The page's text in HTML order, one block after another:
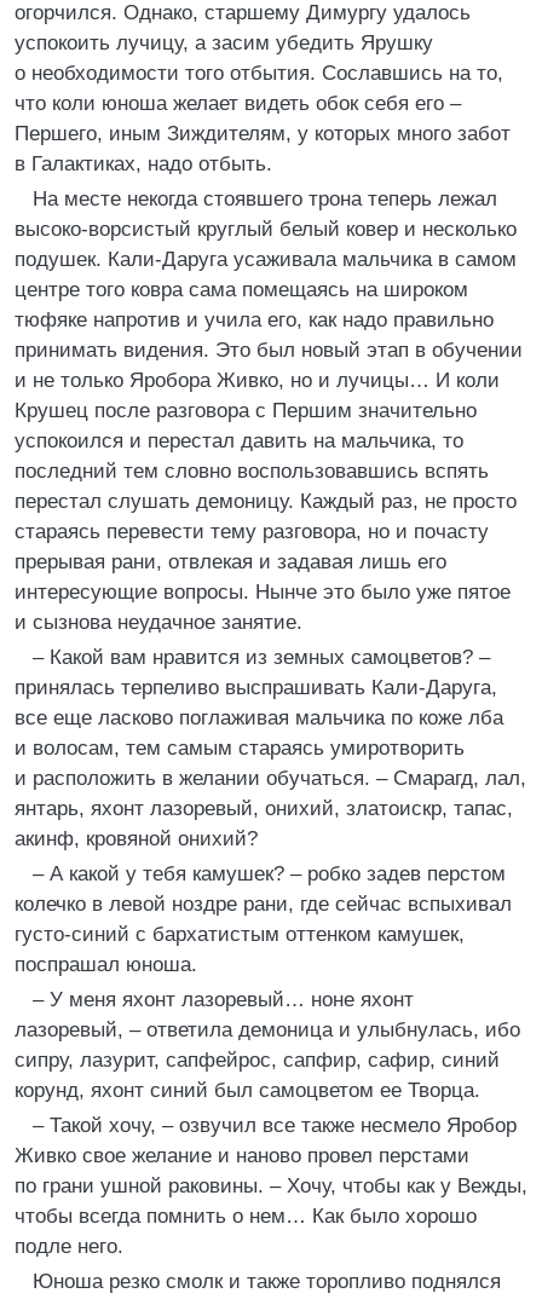
огорчился. Однако, старшему Димургу удалось
успокоить лучицу, а засим убедить Ярушку
о необходимости того отбытия. Сославшись на то,
что коли юноша желает видеть обок себя его –
Першего, иным Зиждителям, у которых много забот
в Галактиках, надо отбыть.
На месте некогда стоявшего трона теперь лежал
высоко-ворсистый круглый белый ковер и несколько
подушек. Кали-Даруга усаживала мальчика в самом
центре того ковра сама помещаясь на широком
тюфяке напротив и учила его, как надо правильно
принимать видения. Это был новый этап в обучении
и не только Яробора Живко, но и лучицы… И коли
Крушец после разговора с Першим значительно
успокоился и перестал давить на мальчика, то
последний тем словно воспользовавшись вспять
перестал слушать демоницу. Каждый раз, не просто
стараясь перевести тему разговора, но и почасту
прерывая рани, отвлекая и задавая лишь его
интересующие вопросы. Нынче это было уже пятое
и сызнова неудачное занятие.
– Какой вам нравится из земных самоцветов? –
принялась терпеливо выспрашивать Кали-Даруга,
все еще ласково поглаживая мальчика по коже лба
и волосам, тем самым стараясь умиротворить
и расположить в желании обучаться. – Смарагд, лал,
янтарь, яхонт лазоревый, онихий, златоискр, тапас,
акинф, кровяной онихий?
– А какой у тебя камушек? – робко задев перстом
колечко в левой ноздре рани, где сейчас вспыхивал
густо-синий с бархатистым оттенком камушек,
поспрашал юноша.
– У меня яхонт лазоревый… ноне яхонт
лазоревый, – ответила демоница и улыбнулась, ибо
сипру, лазурит, сапфейрос, сапфир, сафир, синий
корунд, яхонт синий был самоцветом ее Творца.
– Такой хочу, – озвучил все также несмело Яробор
Живко свое желание и наново провел перстами
по грани ушной раковины. – Хочу, чтобы как у Вежды,
чтобы всегда помнить о нем… Как было хорошо
подле него.
Юноша резко смолк и также торопливо поднялся